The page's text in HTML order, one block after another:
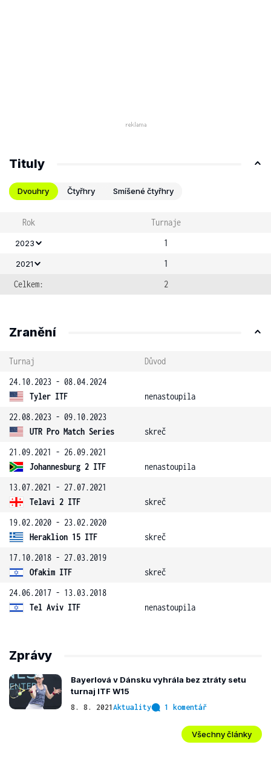
Tituly
Dvouhry Čtyřhry Smíšené čtyřhry
Rok Turnaje
2023 1
2021
1
Celkem:
2
Zranění
Turnaj
Důvod
24.10.2023 - 08.04.2024
Tyler ITF
nenastoupila
22.08.2023 - 09.10.2023
UTR Pro Match Series
skreč
21.09.2021 - 26.09.2021
Johannesburg 2 ITF
nenastoupila
13.07.2021 - 27.07.2021
Telavi 2 ITF
skreč
19.02.2020 - 23.02.2020
Heraklion 15 ITF
skreč
17.10.2018 - 27.03.2019
Ofakim ITF
skreč
24.06.2017 - 13.03.2018
Tel Aviv ITF
nenastoupila
Zprávy
Bayerlová v Dánsku vyhrála bez ztráty setu
turnaj ITF W15
8. 8. 2021Aktuality 1 komentář
Všechny články